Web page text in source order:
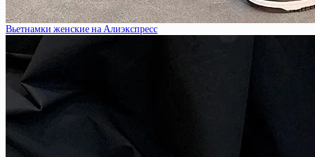
Вьетнамки женские на Алиэкспресс